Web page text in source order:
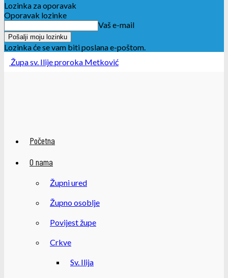
Lozinka za oporavak
Oporavak lozinke
Vaš e-mail
Lozinka će se vam biti poslana e-poštom.
Župa sv. Ilije proroka Metković
Početna
O nama
Župni ured
Župno osoblje
Povijest župe
Crkve
Sv. Ilija